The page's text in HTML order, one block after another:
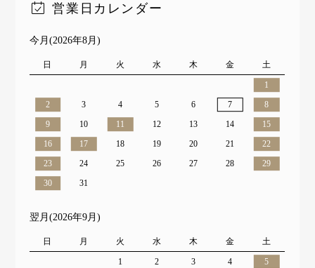
営業日カレンダー
今月(2026年8月)
日 月 火 水 木 金 土
1
2
3 4 5 6 7
8
9
10 11 12 13 14
15
16
17 18 19 20 21
22
23
24 25 26 27 28
29
30
31
翌月(2026年9月)
日 月 火 水 木 金 土
1 2 3 4
5